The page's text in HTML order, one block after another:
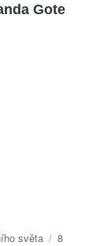
Gote
světa Štítky:
8